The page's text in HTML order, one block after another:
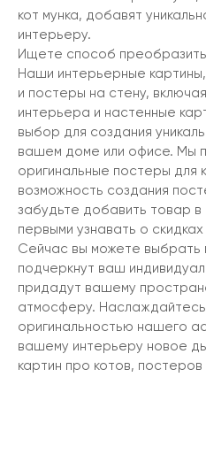
кот мунка, добавят
интерьеру.
Ищете способ
Наши интерьерные
и постеры на стену,
интерьера и настенные
выбор для создания
вашем доме или офисе. Мы
оригинальные постеры для
возможность создания
забудьте добавить товар
первыми узнавать о скидках
Сейчас вы можете выбрать
подчеркнут ваш
придадут вашему
атмосферу. Наслаждайтесь
оригинальностью нашего
вашему интерьеру новое
картин про котов,